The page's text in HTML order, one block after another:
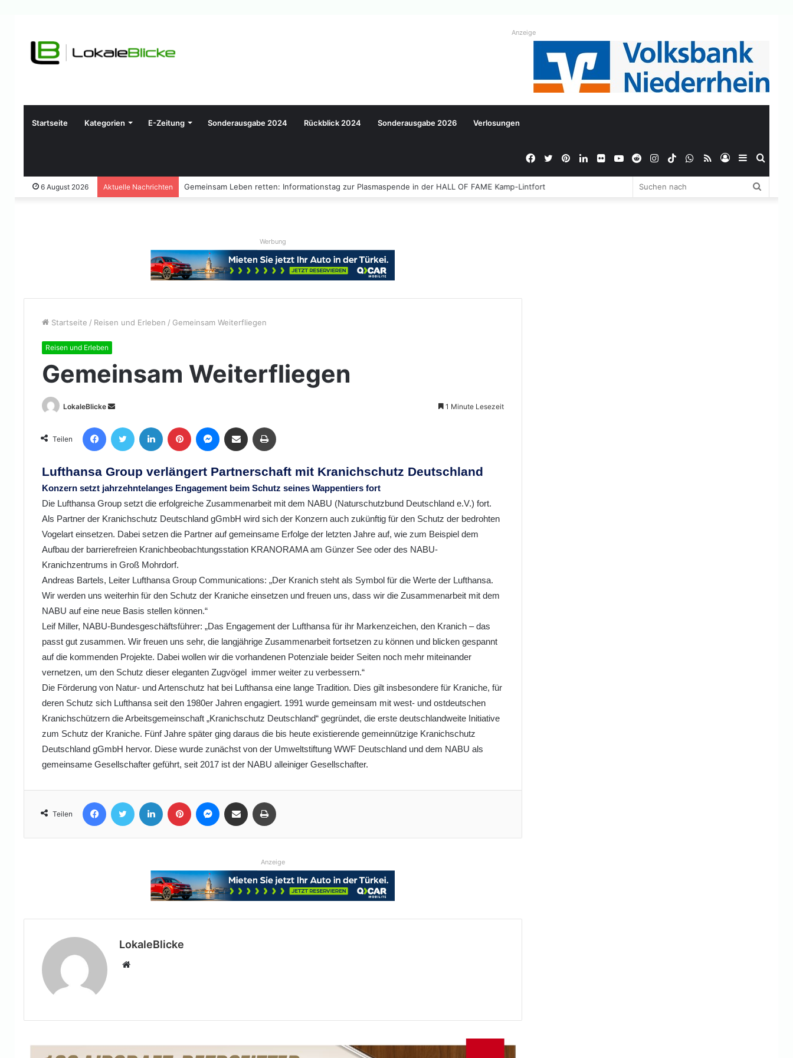
Anzeige
Startseite Kategorien E-Zeitung Sonderausgabe 2024 Rückblick 2024 Sonderausgabe 2026 Verlosungen
Sidebar
Anmelden
RSS
WhatsApp
TikTok
Instagram
Reddit
YouTube
Flickr
LinkedIn
Pinterest
Twitter
Facebook
6 August 2026 Aktuelle Nachrichten Gemeinsam Leben retten: Informationstag zur Plasmaspende in der HALL OF FAME Kamp-Lintfort
Werbung
Startseite / Reisen und Erleben / Gemeinsam Weiterfliegen
Reisen und Erleben
Gemeinsam Weiterfliegen
LokaleBlicke
Sende
eine
E-
1 Minute Lesezeit
Teilen
FacebookTwitter LinkedIn Pinterest Messenger
Teile per E-Mail
Lufthansa Group verlängert Partnerschaft mit Kranichschutz Deutschland
Konzern setzt jahrzehntelanges Engagement beim Schutz seines Wappentiers fort
Die Lufthansa Group setzt die erfolgreiche Zusammenarbeit mit dem NABU (Naturschutzbund Deutschland e.V.) fort.
Als Partner der Kranichschutz Deutschland gGmbH wird sich der Konzern auch zukünftig für den Schutz der bedrohten
Vogelart einsetzen. Dabei setzen die Partner auf gemeinsame Erfolge der letzten Jahre auf, wie zum Beispiel dem
Aufbau der barrierefreien Kranichbeobachtungsstation KRANORAMA am Günzer See oder des NABU-
Kranichzentrums in Groß Mohrdorf.
Andreas Bartels, Leiter Lufthansa Group Communications: „Der Kranich steht als Symbol für die Werte der Lufthansa.
Wir werden uns weiterhin für den Schutz der Kraniche einsetzen und freuen uns, dass wir die Zusammenarbeit mit dem
NABU auf eine neue Basis stellen können.“
Leif Miller, NABU-Bundesgeschäftsführer: „Das Engagement der Lufthansa für ihr Markenzeichen, den Kranich – das
passt gut zusammen. Wir freuen uns sehr, die langjährige Zusammenarbeit fortsetzen zu können und blicken gespannt
auf die kommenden Projekte. Dabei wollen wir die vorhandenen Potenziale beider Seiten noch mehr miteinander
vernetzen, um den Schutz dieser eleganten Zugvögel immer weiter zu verbessern.“
Die Förderung von Natur- und Artenschutz hat bei Lufthansa eine lange Tradition. Dies gilt insbesondere für Kraniche, für
deren Schutz sich Lufthansa seit den 1980er Jahren engagiert. 1991 wurde gemeinsam mit west- und ostdeutschen
Kranichschützern die Arbeitsgemeinschaft „Kranichschutz Deutschland“ gegründet, die erste deutschlandweite Initiative
zum Schutz der Kraniche. Fünf Jahre später ging daraus die bis heute existierende gemeinnützige Kranichschutz
Deutschland gGmbH hervor. Diese wurde zunächst von der Umweltstiftung WWF Deutschland und dem NABU als
gemeinsame Gesellschafter geführt, seit 2017 ist der NABU alleiniger Gesellschafter.
Teilen
FacebookTwitter LinkedIn Pinterest Messenger
Teile per E-Mail
Anzeige
LokaleBlicke
Webseite